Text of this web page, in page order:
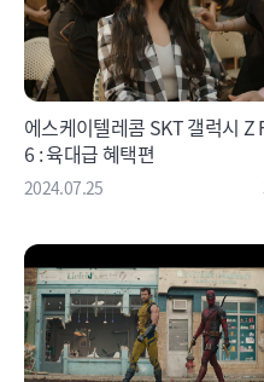
에스케이텔레콤 SKT 갤럭시 Z
6 : 육대급 혜택편
2024.07.25